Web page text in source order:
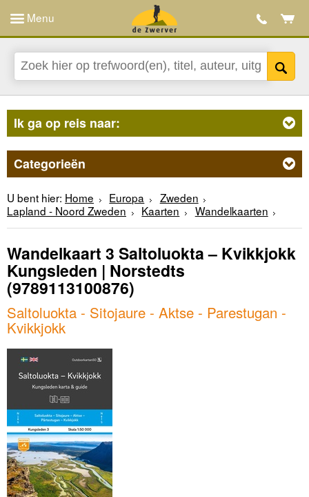
Menu
Ik ga op reis naar:
Categorieën
U bent hier: Home Europa
Zweden
Lapland - Noord Zweden
Kaarten Wandelkaarten
Wandelkaart 3 Saltoluokta – Kvikkjokk
Kungsleden | Norstedts
(9789113100876)
Saltoluokta - Sitojaure - Aktse - Parestugan -
Kvikkjokk